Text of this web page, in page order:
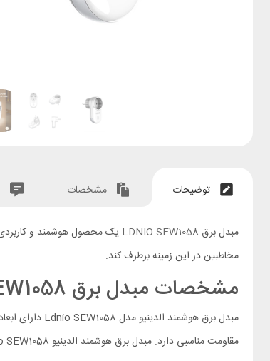
توضیحات مشخصات
مبدل برق LDNIO SEW1058 یک محصول هوشمند و کاربردی
مخاطبین در این زمینه برطرف کند.
مشخصات مبدل برق LDNIO SEW1058
مبدل برق هوشمند الدینیو مدل Ldnio SEW1058 دارای ابعاد
مقاومت مناسبی دارد. مبدل برق هوشمند الدینیو Ldnio SEW1058 دارای